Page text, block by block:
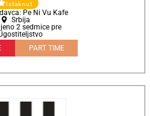
Istaknut
Pe Ni Vu Kafe
Srbija
2 sedmice pre
PART TIME